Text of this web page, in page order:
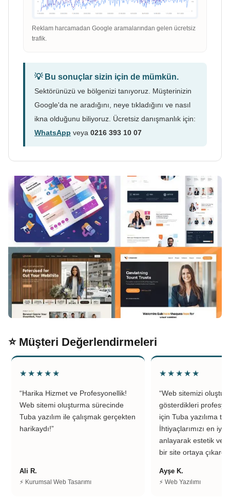
Reklam harcamadan Google aramalarından gelen ücretsiz
trafik.
💡 Bu sonuçlar sizin için de mümkün.
Sektörünüzü ve bölgenizi tanıyoruz. Müşterinizin
Google'da ne aradığını, neye tıkladığını ve nasıl
ikna olduğunu biliyoruz. Ücretsiz danışmanlık için:
WhatsApp veya 0216 393 10 07
⭐ Müşteri Değerlendirmeleri
★★★★★
“Harika Hizmet ve Profesyonellik!
Web sitemi oluşturma sürecinde
Tuba yazılım ile çalışmak gerçekten
harikaydı!”
Ali R.
⚡ Kurumsal Web Tasarımı
★★★★★
“Web sitemizi
gösterdikleri
için Tuba yazılıma
İhtiyaçlarımızı en iyi
anlayarak estetik ve
bir site ortaya
Ayşe K.
⚡ Web Yazılımı